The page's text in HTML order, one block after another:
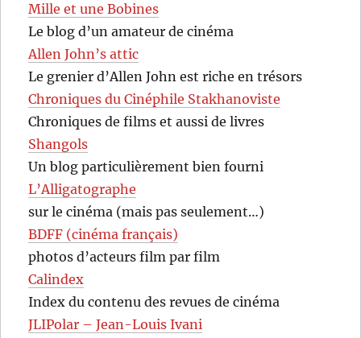
Mille et une Bobines
Le blog d’un amateur de cinéma
Allen John’s attic
Le grenier d’Allen John est riche en trésors
Chroniques du Cinéphile Stakhanoviste
Chroniques de films et aussi de livres
Shangols
Un blog particulièrement bien fourni
L’Alligatographe
sur le cinéma (mais pas seulement…)
BDFF (cinéma français)
photos d’acteurs film par film
Calindex
Index du contenu des revues de cinéma
JLIPolar – Jean-Louis Ivani